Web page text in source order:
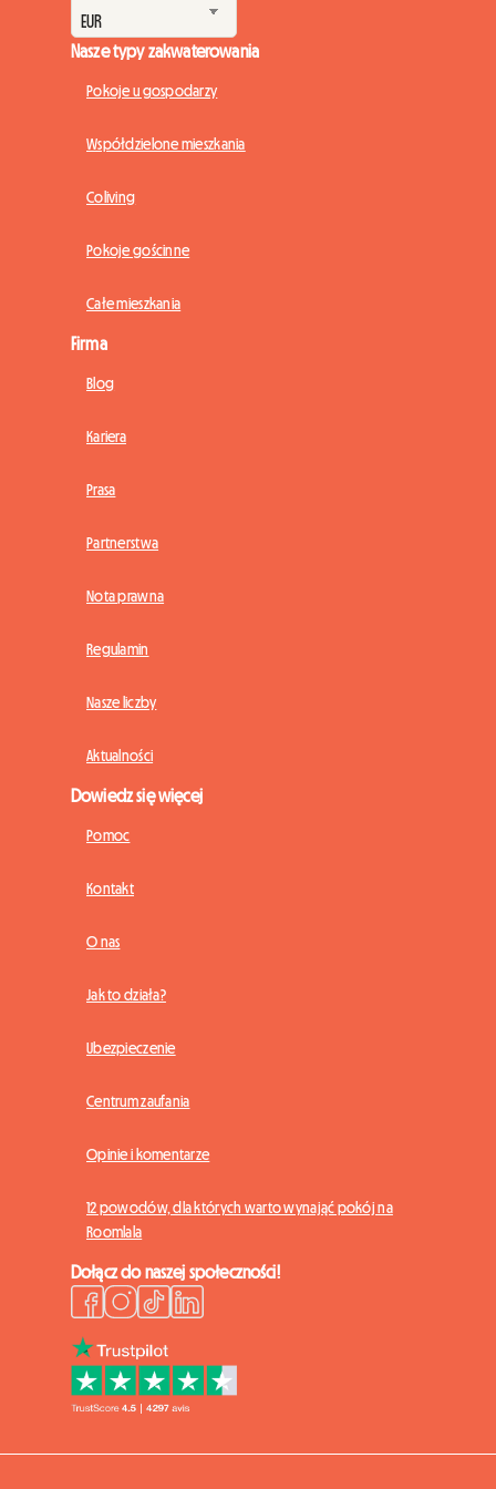
Nasze typy zakwaterowania
Pokoje u gospodarzy
Współdzielone mieszkania
Coliving
Pokoje gościnne
Całe mieszkania
Firma
Blog
Kariera
Prasa
Partnerstwa
Nota prawna
Regulamin
Nasze liczby
Aktualności
Dowiedz się więcej
Pomoc
Kontakt
O nas
Jak to działa?
Ubezpieczenie
Centrum zaufania
Opinie i komentarze
12 powodów, dla których warto wynająć pokój na
Roomlala
Dołącz do naszej społeczności!